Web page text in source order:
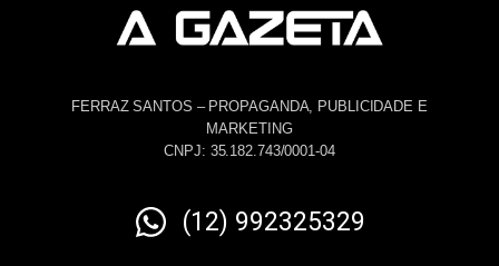
FERRAZ SANTOS – PROPAGANDA, PUBLICIDADE E
MARKETING
CNPJ: 35.182.743/0001-04
(12) 992325329